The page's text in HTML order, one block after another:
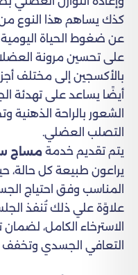
كذك يساهم هذا النوع من
عن ضغوط الحياة
على تحسين مرونة
بالأكسجين إلى مختلف
أيضًا يساعد على تهدئة
الشعور بالراحة
التصلب العضلي.
يتم تقديم خدمة مساج
يراعون طبيعة كل
المناسب وفق احتياج
علاوًة علي ذلك تُنفذ
الاسترخاء الكامل،
التعافي الجسدي وتخفف